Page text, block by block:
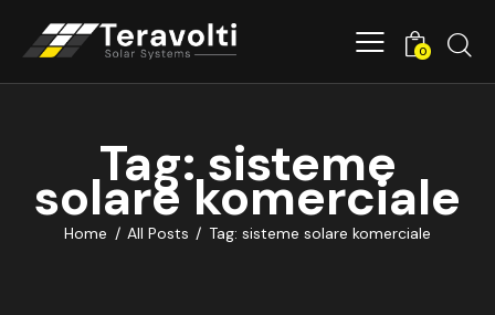
0
Tag: sisteme
solare komerciale
Home All Posts Tag: sisteme solare komerciale